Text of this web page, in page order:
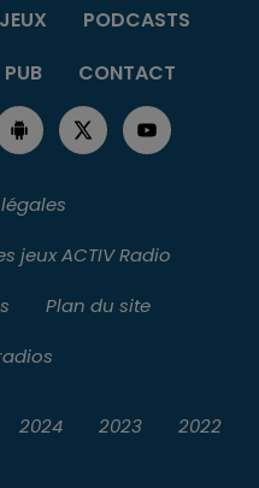
JEUX
PODCASTS
CONTACT
jeux ACTIV Radio
Plan du site
2024 2023 2022